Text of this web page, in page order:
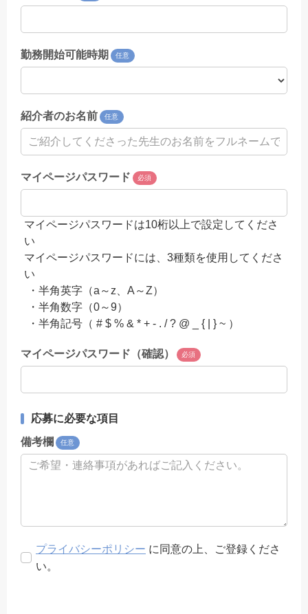
勤務開始可能時期 任意
紹介者のお名前 任意
マイページパスワード 必須
マイページパスワードは10桁以上で設定してくださ
い
マイページパスワードには、3種類を使用してくださ
い
・半角英字（a～z、A～Z）
・半角数字（0～9）
・半角記号（ # $ % & * + - . / ? @ _ { | } ~ ）
マイページパスワード（確認） 必須
応募に必要な項目
備考欄
任意
プライバシーポリシー に同意の上、ご登録くださ
い。